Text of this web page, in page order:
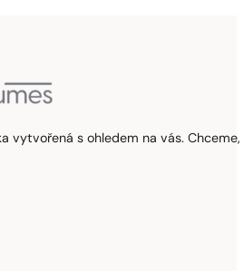
vytvořená s ohledem na vás.